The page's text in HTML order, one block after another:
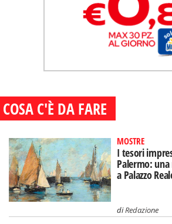
COSA C'È DA FARE
MOSTRE
I tesori
Palermo:
a Palazzo
diRedazione